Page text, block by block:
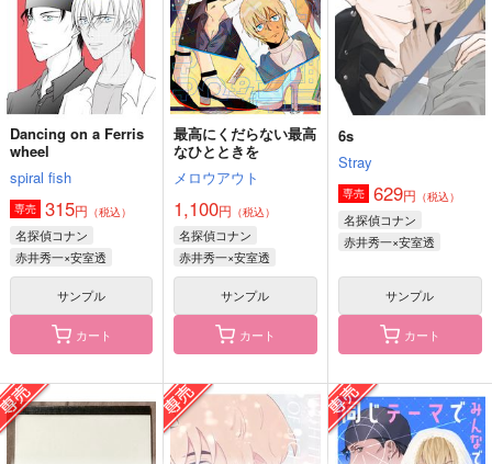
なんばんの！
CHI_LOW!!!
944 円（税込）
雑渡昆奈門
なんばんの！【おまけ
付】
1,572円（税込）
雑渡昆奈門
ぽこちぇん
CHI_LOW!!!
787円（税込）
雑渡昆奈門
落第忍者乱太郎
食満留三郎×善法寺伊作
サンプル
カート
落第忍者乱太郎
雑渡昆奈門×高坂陣内左衛門
サンプル
カート
Dancing on a Ferris
wheel
spiral fish
専売 315円 （税込）
名探偵コナン
赤井秀一×安室透
サンプル
カート
最高にくだらない最高
なひとときを
メロウアウト
1,100円 （税込）
名探偵コナン
赤井秀一×安室透
サンプル
カート
6s
Stray
専売 629円 （税込）
名探偵コナン
赤井秀一×安室透
サンプル
カート